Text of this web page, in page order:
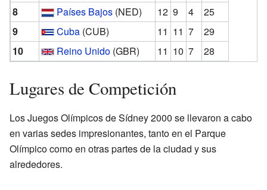
8
Países Bajos (NED) 12 9 4
25
9
Cuba (CUB) 11 11 7
29
10
Reino Unido (GBR) 11 10 7 28
Lugares de Competición
Los Juegos Olímpicos de Sídney 2000 se llevaron a cabo
en varias sedes impresionantes, tanto en el Parque
Olímpico como en otras partes de la ciudad y sus
alrededores.